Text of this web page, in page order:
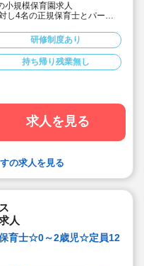
規模保育園求人
し4名の正規保育士とパート
の職員が活躍しています！
勤務後、新園立ち上げ時に
も可能！
己負担なしで住宅借りるこ
り
。人材の定着率80%以上
です（残業代支給あり）
パソコンを使用し、業務時間
るよう工夫しています
介護休業、産育休など、い
、多様な保育現場を持って
な保育の経験がつめます
研修制度あり
持ち帰り残業無し
求人を見る
の求人を見る
人
育士☆0～2歳児☆定員12